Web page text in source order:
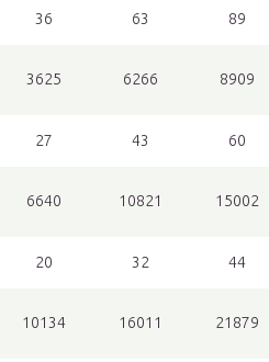
36 63 89
3625 6266 8909
27 43 60
6640 10821 15002
20 32 44
10134 16011 21879